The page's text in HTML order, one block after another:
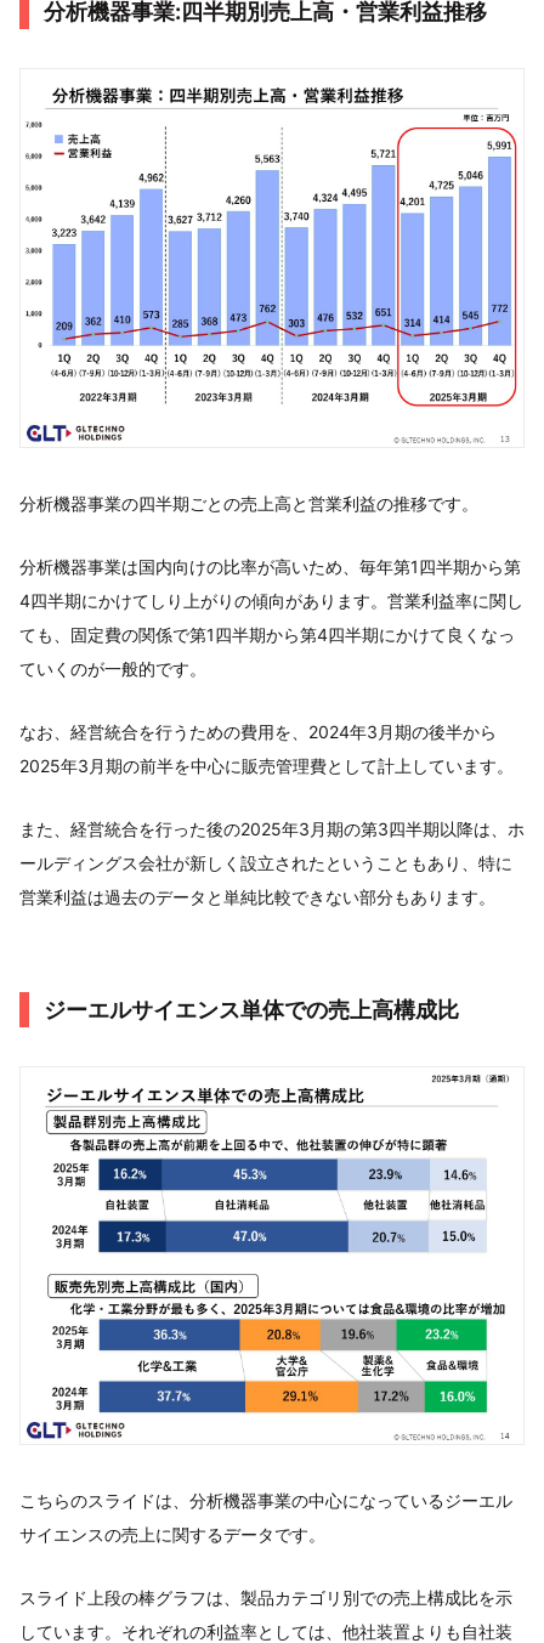
分析機器事業:四半期別売上高・営業利益推移
分析機器事業の四半期ごとの売上高と営業利益の推移です。
分析機器事業は国内向けの比率が高いため、毎年第1四半期から第
4四半期にかけてしり上がりの傾向があります。営業利益率に関し
ても、固定費の関係で第1四半期から第4四半期にかけて良くなっ
ていくのが一般的です。
なお、経営統合を行うための費用を、2024年3月期の後半から
2025年3月期の前半を中心に販売管理費として計上しています。
また、経営統合を行った後の2025年3月期の第3四半期以降は、ホ
ールディングス会社が新しく設立されたということもあり、特に
営業利益は過去のデータと単純比較できない部分もあります。
ジーエルサイエンス単体での売上高構成比
こちらのスライドは、分析機器事業の中心になっているジーエル
サイエンスの売上に関するデータです。
スライド上段の棒グラフは、製品カテゴリ別での売上構成比を示
しています。それぞれの利益率としては、他社装置よりも自社装